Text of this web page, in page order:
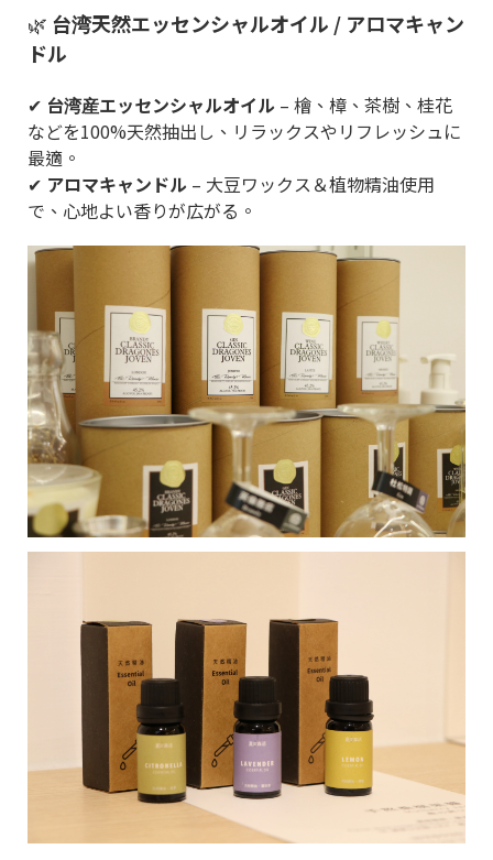
🌿 台湾天然エッセンシャルオイル / アロマキャン
ドル
✔ 台湾産エッセンシャルオイル – 檜、樟、茶樹、桂花
などを100%天然抽出し、リラックスやリフレッシュに
最適。
✔ アロマキャンドル – 大豆ワックス＆植物精油使用
で、心地よい香りが広がる。